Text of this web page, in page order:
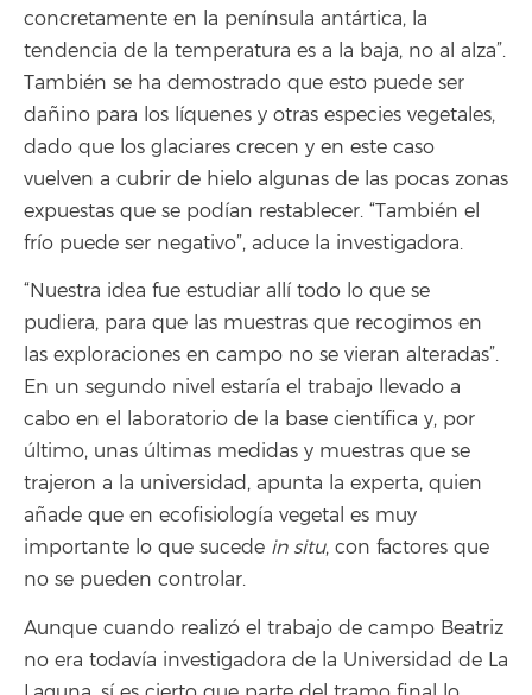
concretamente en la península antártica, la
tendencia de la temperatura es a la baja, no al alza”.
También se ha demostrado que esto puede ser
dañino para los líquenes y otras especies vegetales,
dado que los glaciares crecen y en este caso
vuelven a cubrir de hielo algunas de las pocas zonas
expuestas que se podían restablecer. “También el
frío puede ser negativo”, aduce la investigadora.
“Nuestra idea fue estudiar allí todo lo que se
pudiera, para que las muestras que recogimos en
las exploraciones en campo no se vieran alteradas”.
En un segundo nivel estaría el trabajo llevado a
cabo en el laboratorio de la base científica y, por
último, unas últimas medidas y muestras que se
trajeron a la universidad, apunta la experta, quien
añade que en ecofisiología vegetal es muy
importante lo que sucede in situ, con factores que
no se pueden controlar.
Aunque cuando realizó el trabajo de campo Beatriz
no era todavía investigadora de la Universidad de La